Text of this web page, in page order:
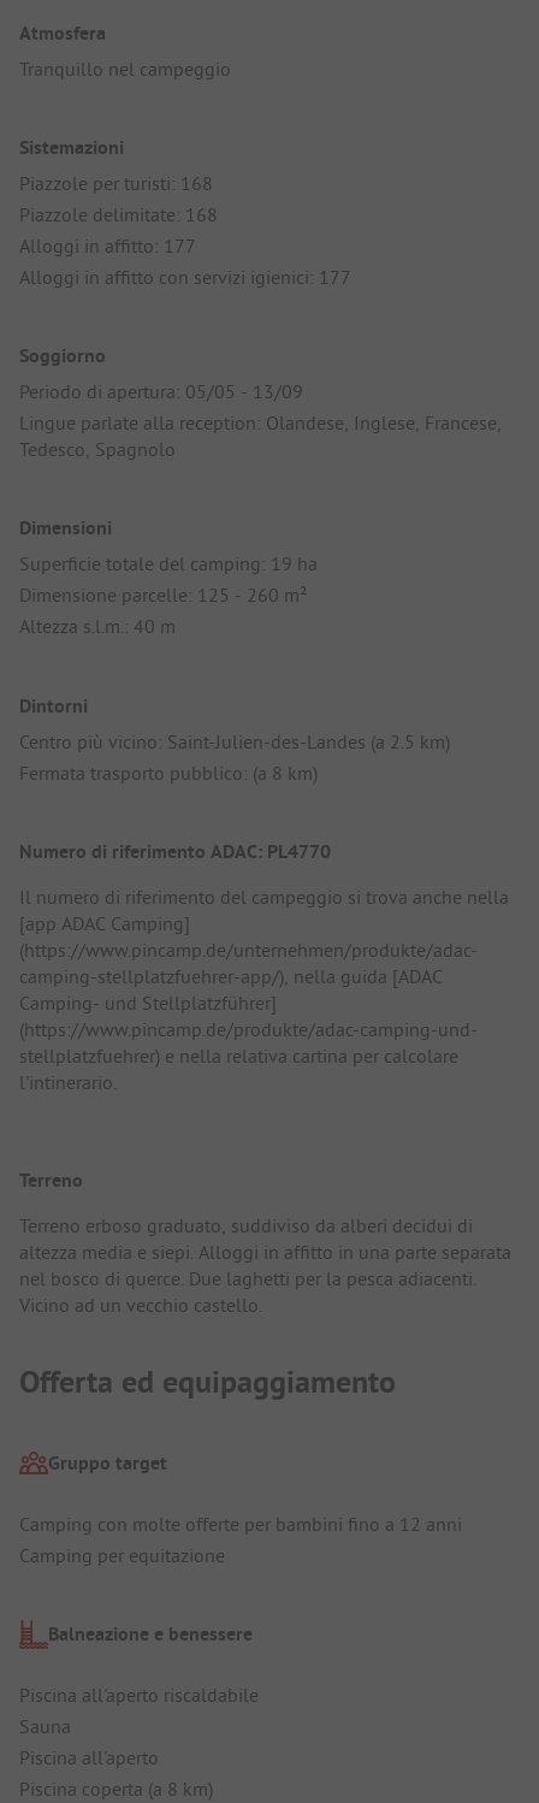
Atmosfera
Tranquillo nel campeggio
Sistemazioni
Piazzole per turisti: 168
Piazzole delimitate: 168
Alloggi in affitto: 177
Alloggi in affitto con servizi igienici: 177
Soggiorno
Periodo di apertura: 05/05 - 13/09
Lingue parlate alla reception: Olandese, Inglese, Francese,
Tedesco, Spagnolo
Dimensioni
Superficie totale del camping: 19 ha
Dimensione parcelle: 125 - 260 m²
Altezza s.l.m.: 40 m
Dintorni
Centro più vicino: Saint-Julien-des-Landes (a 2.5 km)
Fermata trasporto pubblico: (a 8 km)
Numero di riferimento ADAC: PL4770
Il numero di riferimento del campeggio si trova anche nella
[app ADAC Camping]
(https://www.pincamp.de/unternehmen/produkte/adac-
camping-stellplatzfuehrer-app/), nella guida [ADAC
Camping- und Stellplatzführer]
(https://www.pincamp.de/produkte/adac-camping-und-
stellplatzfuehrer) e nella relativa cartina per calcolare
l'intinerario.
Terreno
Terreno erboso graduato, suddiviso da alberi decidui di
altezza media e siepi. Alloggi in affitto in una parte separata
nel bosco di querce. Due laghetti per la pesca adiacenti.
Vicino ad un vecchio castello.
Offerta ed equipaggiamento
Gruppo target
Camping con molte offerte per bambini fino a 12 anni
Camping per equitazione
Balneazione e benessere
Piscina all'aperto riscaldabile
Sauna
Piscina all'aperto
Piscina coperta (a 8 km)